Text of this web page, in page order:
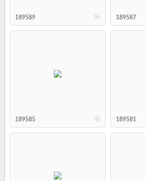
b
189589 189587
b
189585 189581